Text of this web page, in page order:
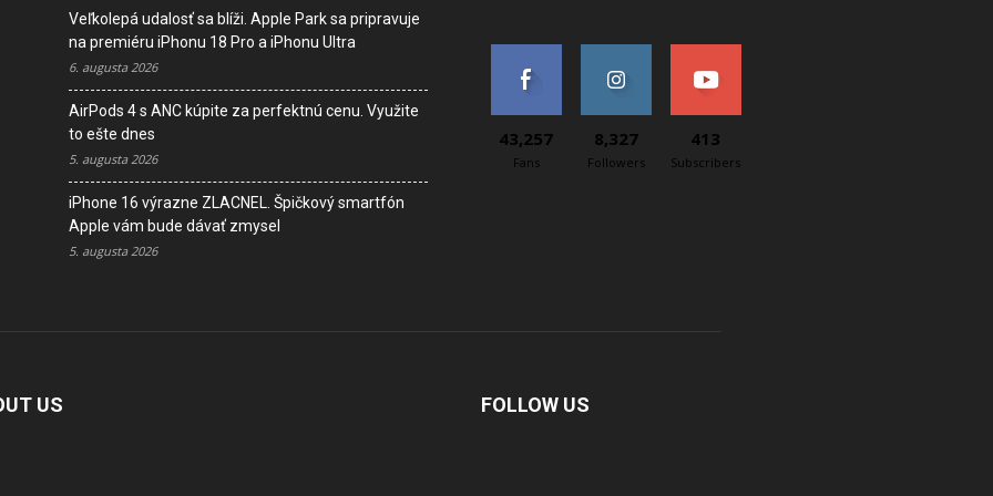
Veľkolepá udalosť sa blíži. Apple Park sa pripravuje
na premiéru iPhonu 18 Pro a iPhonu Ultra
6. augusta 2026
AirPods 4 s ANC kúpite za perfektnú cenu. Využite
to ešte dnes
5. augusta 2026
iPhone 16 výrazne ZLACNEL. Špičkový smartfón
Apple vám bude dávať zmysel
5. augusta 2026
43,257
Fans
8,327
Followers
413
Subscribers
US FOLLOW US